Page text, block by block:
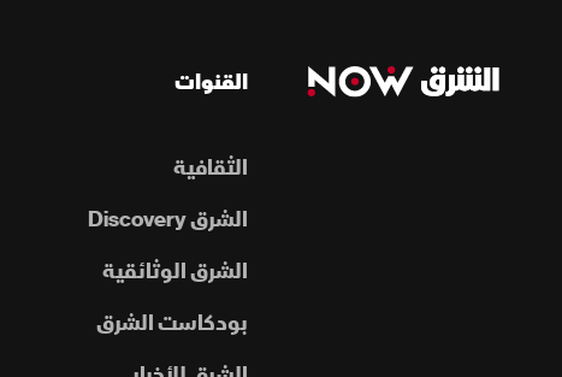
القنوات
الثقافية
الشرق Discovery
الشرق الوثائقية
بودكاست الشرق